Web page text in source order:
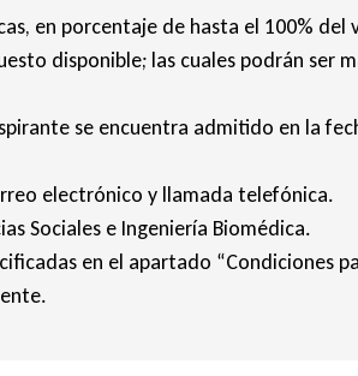
en porcentaje de hasta el 100%
disponible; las cuales podrán ser
se encuentra admitido en la
electrónico y llamada telefónica.
Sociales e Ingeniería Biomédica.
en el apartado “Condiciones